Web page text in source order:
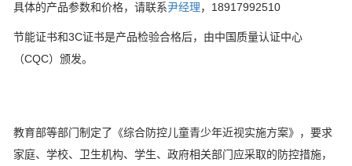
具体的产品参数和价格，请联系尹经理，18917992510
节能证书和3C证书是产品检验合格后，由中国质量认证中心
（CQC）颁发。
教育部等部门制定了《综合防控儿童青少年近视实施方案》，要求
家庭、学校、卫生机构、学生、政府相关部门应采取的防控措施，